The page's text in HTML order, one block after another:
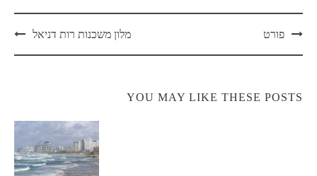
פורט מלון משכנות רות דניאל
YOU MAY LIKE THESE POSTS